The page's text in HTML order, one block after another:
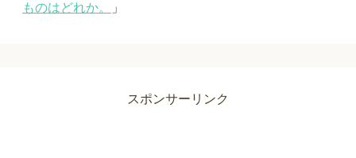
ものはどれか。
」
スポンサーリンク